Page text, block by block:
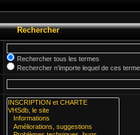
Rechercher
Rechercher tous les termes
Rechercher n’importe lequel de ces